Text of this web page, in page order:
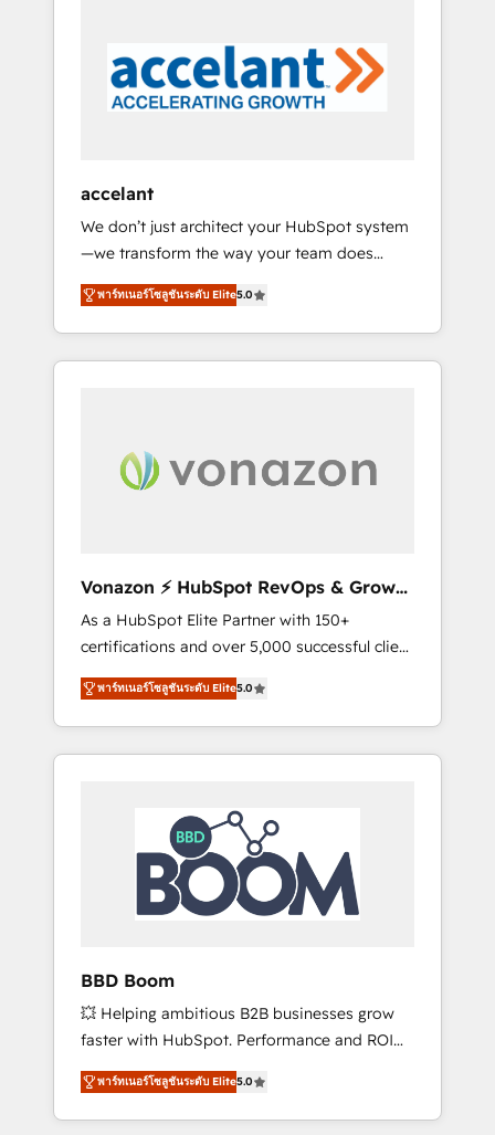
our in-house "HubScrub" Tool.
5 partners worldwide, and with over 15 years
in the ecosystem, Huble has built a track
record that speaks for itself. One company,
Singapore, and South Africa. Certified
compliant with ISO/IEC 27001:2022 and ISO
9001:2015 across all seven international
offices and 175+ employees.
accelant
We don’t just architect your HubSpot system
—we transform the way your team does
business. As an Elite HubSpot Solutions
Partner, we specialize in creating tailored,
end-to-end CRM solutions that accelerate
growth, improve operational efficiency, and
time to deeply understand your unique
needs, crafting custom strategies that deliver
responsiveness, and ongoing support, we
equip your team to adopt new systems with
confidence and achieve a unified, data-
driven approach to customer engagement.
พาร์ทเนอร์โซลูชันระดับ Elite5.0
Vonazon ⚡ HubSpot RevOps & Growth
Strategy Experts
As a HubSpot Elite Partner with 150+
certifications and over 5,000 successful client
engagements, Vonazon turns marketing
complexity into measurable, scalable growth.
From onboarding to enterprise-grade
campaigns, our in-house team builds scalable
HubSpot Integration & Optimization •
Seamless CRM, CMS, and automation setup •
Complex platform migrations and data
cleanups • Custom APIs and third-party
integrations 📈 End-to-End Revenue
tools and CRM optimization • Retention
strategies with customer journey mapping 🏅
Elite-Level HubSpot Execution • 750+
onboardings and 2,000+ implementations •
Deep expertise across marketing, sales, and
service hubs • Built-in flexibility for startups
พาร์ทเนอร์โซลูชันระดับ Elite5.0
BBD Boom
💥 Helping ambitious B2B businesses grow
faster with HubSpot. Performance and ROI
focused. 💥 BBD Boom is the HubSpot
partner that can help you to HubSpot Better.
We work with your teams to solve all your
พาร์ทเนอร์โซลูชันระดับ Elite5.0